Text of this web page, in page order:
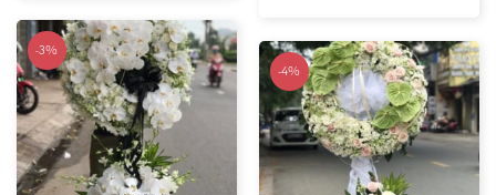
-3%
-4%